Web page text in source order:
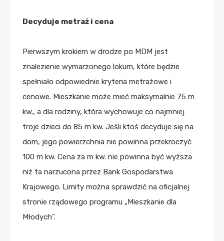
Decyduje metraż i cena
Pierwszym krokiem w drodze po MDM jest
znalezienie wymarzonego lokum, które będzie
spełniało odpowiednie kryteria metrażowe i
cenowe. Mieszkanie może mieć maksymalnie 75 m
kw., a dla rodziny, która wychowuje co najmniej
troje dzieci do 85 m kw. Jeśli ktoś decyduje się na
dom, jego powierzchnia nie powinna przekroczyć
100 m kw. Cena za m kw. nie powinna być wyższa
niż ta narzucona przez Bank Gospodarstwa
Krajowego. Limity można sprawdzić na oficjalnej
stronie rządowego programu „Mieszkanie dla
Młodych”.